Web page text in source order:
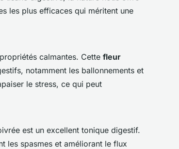
les plus efficaces qui méritent une
calmantes. Cette fleur
notamment les ballonnements et
le stress, ce qui peut
est un excellent tonique digestif.
les spasmes et améliorant le flux